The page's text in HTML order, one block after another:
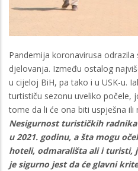
Pandemija koronavirusa
djelovanja. Između ostalog
u cijeloj BiH, pa tako i u USK-u.
turtističu sezonu uveliko počele,
tome da li će ona biti uspješna ili
Nesigurnost turističkih radnika
u 2021. godinu, a šta mogu
hoteli, odmarališta ali i turisti,
je sigurno jest da će glavni